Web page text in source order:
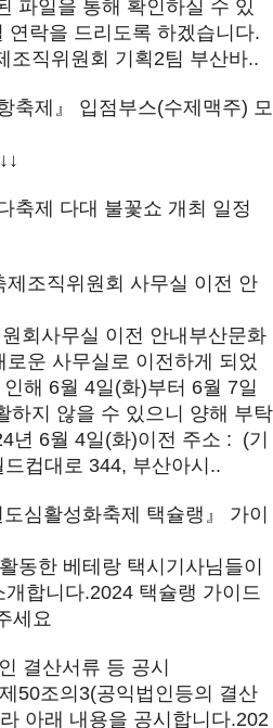
파일을 통해 확인하실 수 있
연락을 드리도록 하겠습니다.
조직위원회 기획2팀 부산바..
축제』 입점부스(수제맥주) 모
축제 다대 불꽃쇼 개최 일정
제조직위원회 사무실 이전 안
회사무실 이전 안내부산문화
운 사무실로 이전하게 되었
해 6월 4일(화)부터 6월 7일
하지 않을 수 있으니 양해 부탁
년 6월 4일(화)이전 주소 : (기
컵대로 344, 부산아시..
도심활성화축제 택슐랭』 가이
동한 베테랑 택시기사님들이
합니다.2024 택슐랭 가이드
세요
결산서류 등 공시
50조의3(공익법인등의 결산
아래 내용을 공시합니다.202